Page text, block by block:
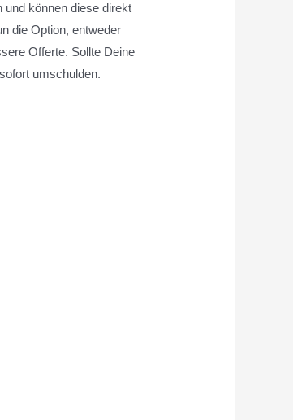
und können diese direkt
die Option, entweder
Offerte. Sollte Deine
umschulden.